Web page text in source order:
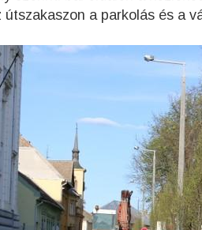
a parkolás és a